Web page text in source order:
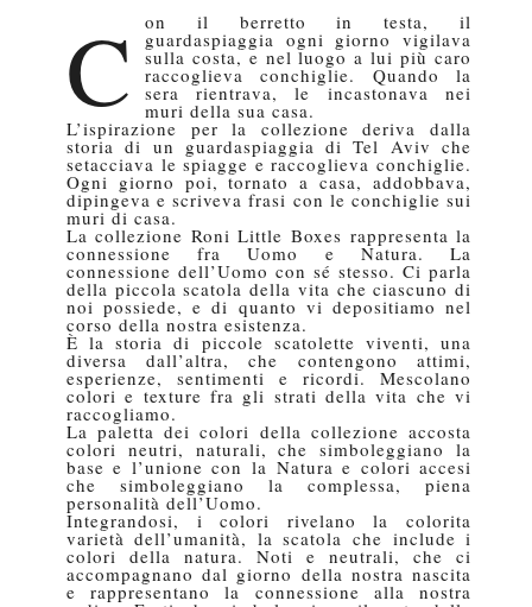
C on il berretto in testa, il
guardaspiaggia ogni giorno vigilava
sulla costa, e nel luogo a lui più caro
raccoglieva conchiglie. Quando la
sera rientrava, le incastonava nei
muri della sua casa.
L’ispirazione per la collezione deriva dalla
storia di un guardaspiaggia di Tel Aviv che
setacciava le spiagge e raccoglieva conchiglie.
Ogni giorno poi, tornato a casa, addobbava,
dipingeva e scriveva frasi con le conchiglie sui
muri di casa.
La collezione Roni Little Boxes rappresenta la
connessione fra Uomo e Natura. La
connessione dell’Uomo con sé stesso. Ci parla
della piccola scatola della vita che ciascuno di
noi possiede, e di quanto vi depositiamo nel
corso della nostra esistenza.
È la storia di piccole scatolette viventi, una
diversa dall’altra, che contengono attimi,
esperienze, sentimenti e ricordi. Mescolano
colori e texture fra gli strati della vita che vi
raccogliamo.
La paletta dei colori della collezione accosta
colori neutri, naturali, che simboleggiano la
base e l’unione con la Natura e colori accesi
che simboleggiano la complessa, piena
personalità dell’Uomo.
Integrandosi, i colori rivelano la colorita
varietà dell’umanità, la scatola che include i
colori della natura. Noti e neutrali, che ci
accompagnano dal giorno della nostra nascita
e rappresentano la connessione alla nostra